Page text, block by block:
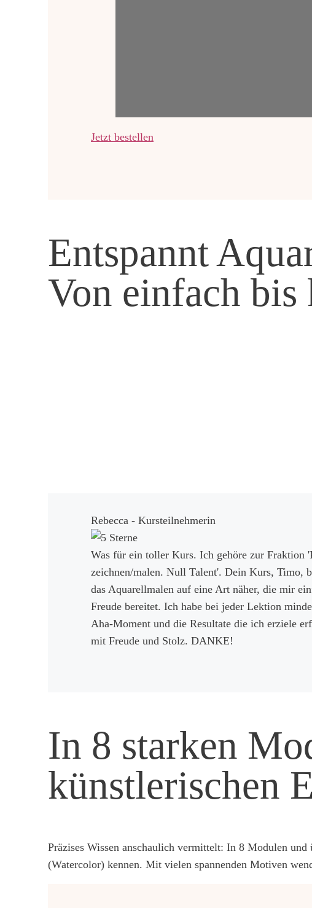
Jetzt bestellen
Entspannt
Von einfach
Rebecca - Kursteilnehmerin
Was für ein toller Kurs. Ich gehöre zur Fraktion
zeichnen/malen. Null Talent'. Dein Kurs, Timo,
das Aquarellmalen auf eine Art näher, die mir
Freude bereitet. Ich habe bei jeder Lektion
Aha-Moment und die Resultate die ich erziele
mit Freude und Stolz. DANKE!
In 8 starken
künstlerischen
Präzises Wissen anschaulich vermittelt: In 8 Modulen
(Watercolor) kennen. Mit vielen spannenden Motiven